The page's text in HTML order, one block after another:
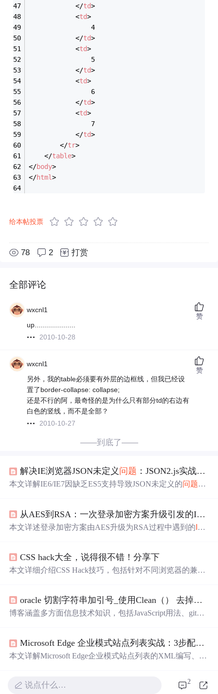
</td>
<td>
                4
</td>
<td>
                5
</td>
<td>
                6
</td>
<td>
                7
</td>
</tr>
</table>
</body>
</html>
给本帖投票
78 2 打赏
全部评论
wxcnl1
up.....................
2010-10-28
赞
wxcnl1
另外，我的table必须要有外层的边框线，但我已经设
置了border-collapse: collapse;
还是不行的阿，最奇怪的是为什么只有部分td的右边有
白色的竖线，而不是全部？
2010-10-27
赞
——到底了——
解决IE浏览器JSON未定义 问题 ：JSON2.js实战应用
本文详解IE6/IE7因缺乏ES5支持导致JSON未定义的问题，
集成，并提供单元测试、性能监测等生产环境最佳实践，
帮助开发者实现跨浏览器兼容。
从AES到RSA：一次登录加密方案升级引发的IE兼容性踩坑实录
本文详述登录加密方案由AES升级为RSA过程中遇到的 IE8
的实战解决方案，并强调特性检测、渐进增强及混合加密
（RSA+AES）的最佳实践，兼顾安全性与浏览器兼容性。
CSS hack大全，说得很不错！分享下
本文详细介绍CSS Hack技巧，包括针对不同浏览器的兼容
oracle 切割字符串加引号_使用Clean（） 去掉由函数自动生成的字符串中的双引号...
博客涵盖多方面信息技术知识，包括JavaScript用法、git本
ael图形操作、Oracle数据泵导出命令，以及spark on yarn任
务进度问题。
Microsoft Edge 企业模式站点列表实战：3步配置XML，覆盖IE模式与兼容性视图
本文详解Microsoft Edge企业模式站点列表的XML编写、组
列表路径设置（本地/网络/HTTPS），以及分阶段部署、
说点什么… 2